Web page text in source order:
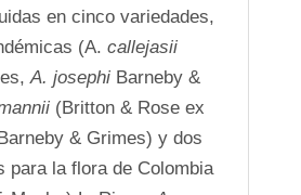
en cinco variedades,
(A. callejasii
A. josephi Barneby &
(Britton & Rose ex
& Grimes) y dos
nuevos registros para la flora de Colombia